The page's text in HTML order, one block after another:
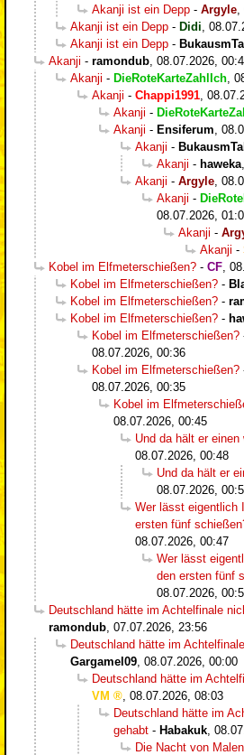
Akanji ist ein Depp - Argyle
Akanji ist ein Depp - Didi
Akanji ist ein Depp - BukausmTal
Akanji - ramondub 08.07.2026,
Akanji - DieRoteKarteZahlIch
Akanji - Chappi1991
Akanji -
Akanji - Ensiferum
Akanji - BukausmTal
Akanji - haweka
Akanji - Argyle
Akanji -
08.07.2026,
Akanji -
Akanji -
Kobel im Elfmeterschießen? - CF
Kobel im Elfmeterschießen? -
Kobel im Elfmeterschießen? -
Kobel im Elfmeterschießen? -
Kobel im Elfmeterschießen?
08.07.2026, 00:36
Kobel im Elfmeterschießen?
08.07.2026, 00:35
Kobel im
08.07.2026, 00:45
Und da hält er einen
08.07.2026, 00:48
Und da hält er
08.07.2026,
Wer lässt eigentlich
ersten fünf
08.07.2026, 00:47
Wer lässt
den ersten fünf
08.07.2026,
Deutschland hätte im Achtelfinale
ramondub 07.07.2026, 23:56
Deutschland hätte im
Gargamel09 08.07.2026, 00:00
Deutschland hätte im
VM
08.07.2026, 08:03
Deutschland hätte im
gehabt - Habakuk
Die Nacht von